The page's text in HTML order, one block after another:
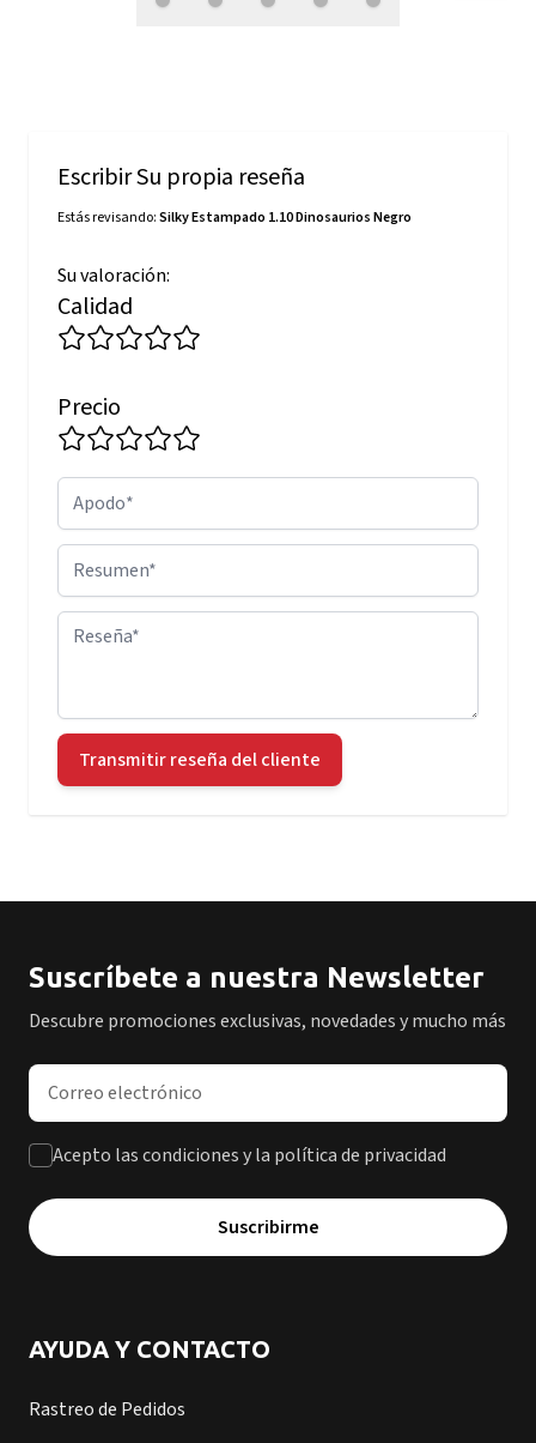
Escribir Su propia reseña
Estás revisando:Silky Estampado 1.10 Dinosaurios Negro
Su valoración:
Calidad
Precio
Apodo
Resumen
Reseña
Transmitir reseña del cliente
Suscríbete a nuestra Newsletter
Descubre promociones exclusivas, novedades y mucho más
Dirección de correo electrónico
Acepto las condiciones y la política de privacidad
Suscribirme
AYUDA Y CONTACTO
Rastreo de Pedidos